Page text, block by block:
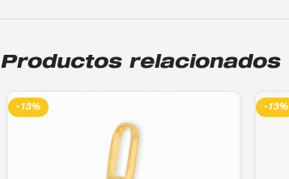
Productos relacionados
-13% -13%